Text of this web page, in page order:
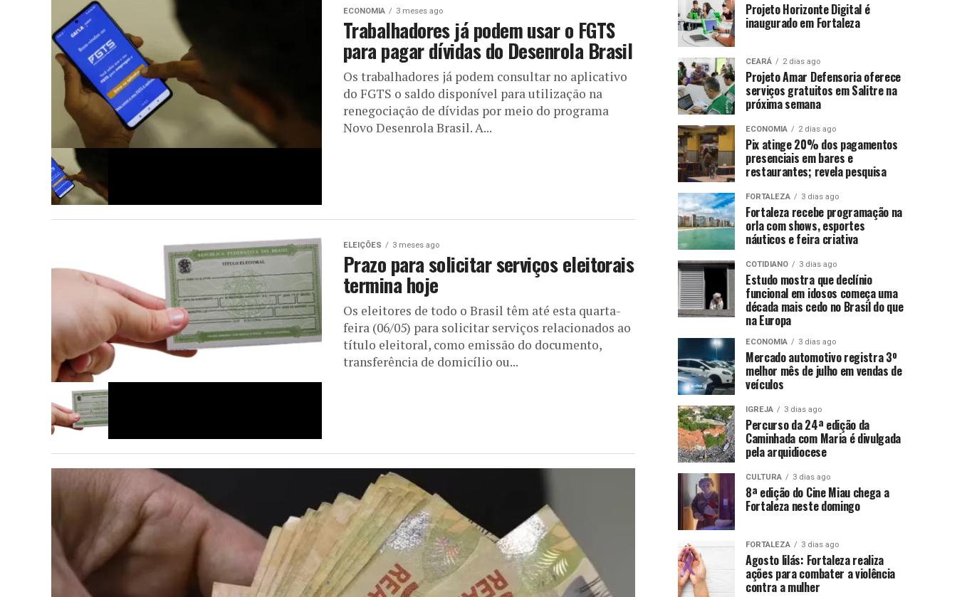
ECONOMIA 3 meses ago
Trabalhadores já podem usar o FGTS
para pagar dívidas do Desenrola Brasil
Os trabalhadores já podem consultar no aplicativo
do FGTS o saldo disponível para utilização na
renegociação de dívidas por meio do programa
Novo Desenrola Brasil. A...
ELEIÇÕES 3 meses ago
Prazo para solicitar serviços eleitorais
termina hoje
Os eleitores de todo o Brasil têm até esta quarta-
feira (06/05) para solicitar serviços relacionados ao
título eleitoral, como emissão do documento,
transferência de domicílio ou...
Projeto Horizonte Digital é
inaugurado em Fortaleza
CEARÁ 2 dias ago
Projeto Amar Defensoria oferece
serviços gratuitos em Salitre na
próxima semana
ECONOMIA 2 dias ago
Pix atinge 20% dos pagamentos
presenciais em bares e
restaurantes; revela pesquisa
FORTALEZA 3 dias ago
Fortaleza recebe programação na
orla com shows, esportes
náuticos e feira criativa
COTIDIANO 3 dias ago
Estudo mostra que declínio
funcional em idosos começa uma
década mais cedo no Brasil do que
na Europa
ECONOMIA 3 dias ago
Mercado automotivo registra 3º
melhor mês de julho em vendas de
veículos
IGREJA 3 dias ago
Percurso da 24ª edição da
Caminhada com Maria é divulgada
pela arquidiocese
CULTURA 3 dias ago
8ª edição do Cine Miau chega a
Fortaleza neste domingo
FORTALEZA 3 dias ago
Agosto lilás: Fortaleza realiza
ações para combater a violência
contra a mulher